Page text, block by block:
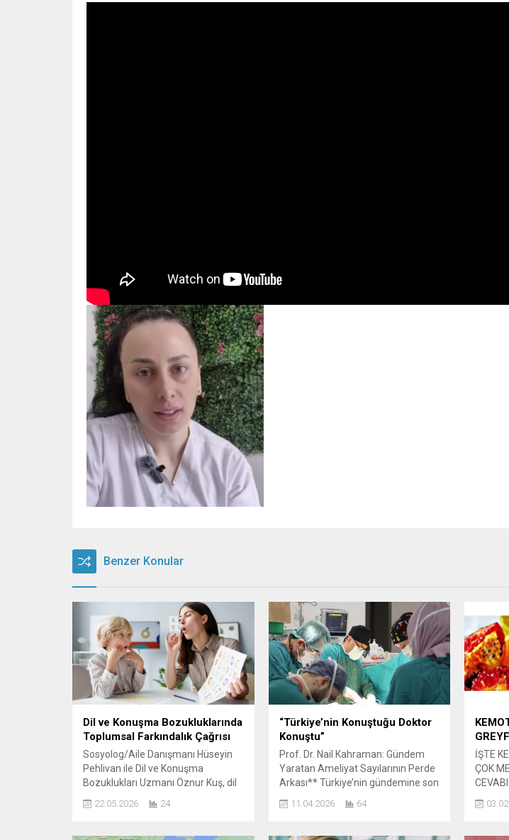
Benzer Konular
Dil ve Konuşma Bozukluklarında
Toplumsal Farkındalık Çağrısı
Sosyolog/Aile Danışmanı Hüseyin
Pehlivan ile Dil ve Konuşma
Bozuklukları Uzmanı Öznur Kuş, dil
bireysel değil, aynı zamanda önemli
22.05.2026 24
“Türkiye’nin Konuştuğu Doktor
Konuştu”
Prof. Dr. Nail Kahraman: Gündem
Yaratan Ameliyat Sayılarının Perde
Arkası** Türkiye’nin gündemine son
alanında dikkat çeken bir gelişme
11.04.2026 64
İŞTE
ÇOK
Birçok